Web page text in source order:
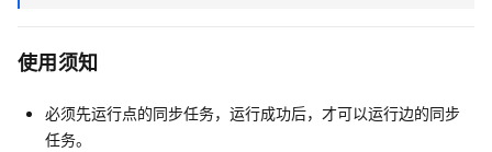
使用须知
必须先运行点的同步任务，运行成功后，才可以运行边的同步
任务。